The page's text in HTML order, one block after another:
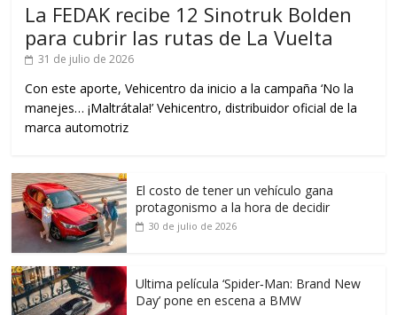
La FEDAK recibe 12 Sinotruk Bolden
para cubrir las rutas de La Vuelta
31 de julio de 2026
Con este aporte, Vehicentro da inicio a la campaña ‘No la
manejes… ¡Maltrátala!’ Vehicentro, distribuidor oficial de la
marca automotriz
El costo de tener un vehículo gana
protagonismo a la hora de decidir
30 de julio de 2026
Ultima película ‘Spider‑Man: Brand New
Day’ pone en escena a BMW